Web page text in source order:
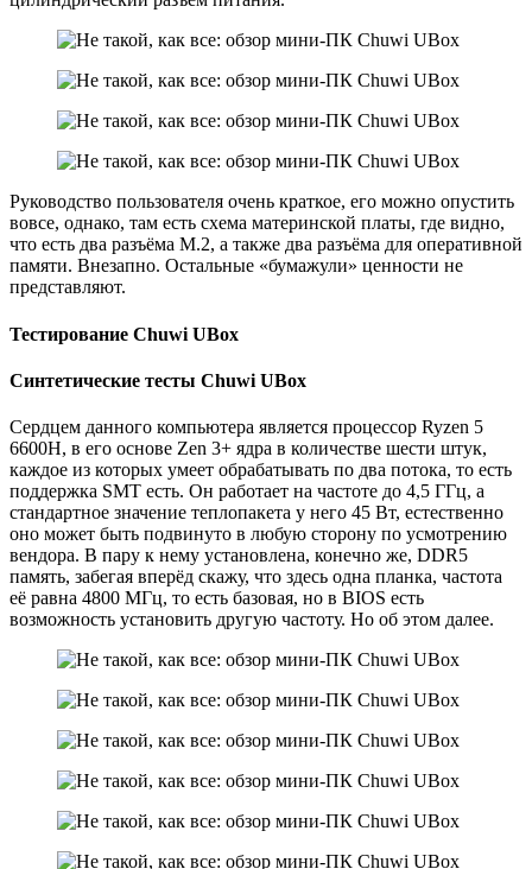
Руководство пользователя очень краткое, его можно опустить
вовсе, однако, там есть схема материнской платы, где видно,
что есть два разъёма М.2, а также два разъёма для оперативной
памяти. Внезапно. Остальные «бумажули» ценности не
представляют.
Тестирование Chuwi UBox
Синтетические тесты Chuwi UBox
Сердцем данного компьютера является процессор Ryzen 5
6600H, в его основе Zen 3+ ядра в количестве шести штук,
каждое из которых умеет обрабатывать по два потока, то есть
поддержка SMT есть. Он работает на частоте до 4,5 ГГц, а
стандартное значение теплопакета у него 45 Вт, естественно
оно может быть подвинуто в любую сторону по усмотрению
вендора. В пару к нему установлена, конечно же, DDR5
память, забегая вперёд скажу, что здесь одна планка, частота
её равна 4800 МГц, то есть базовая, но в BIOS есть
возможность установить другую частоту. Но об этом далее.